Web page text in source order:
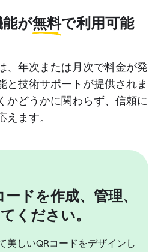
が無料で利用可能
、年次または月次で料金が発
と技術サポートが提供されま
かどうかに関わらず、信頼に
えます。
ドを作成、管理、
ください。
美しいQRコードをデザインし